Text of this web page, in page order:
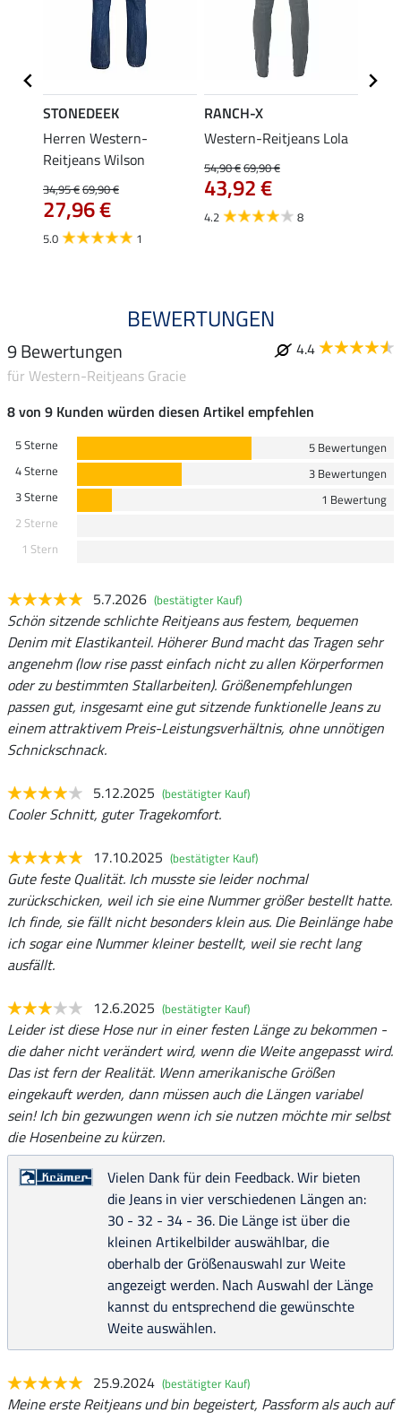
STONEDEEK
Herren Western-
Reitjeans Wilson
34,95 €69,90 €
27,96 €
5.0 1
RANCH-X
Western-Reitjeans Lola
54,90 €69,90 €
43,92 €
4.2 8
BEWERTUNGEN
9 Bewertungen
4.4
für Western-Reitjeans Gracie
8 von 9 Kunden würden diesen Artikel empfehlen
5 Sterne
5 Bewertungen
4 Sterne
3 Bewertungen
3 Sterne
1 Bewertung
2 Sterne
1 Stern
5.7.2026 (bestätigter Kauf)
Schön sitzende schlichte Reitjeans aus festem, bequemen
Denim mit Elastikanteil. Höherer Bund macht das Tragen sehr
angenehm (low rise passt einfach nicht zu allen Körperformen
oder zu bestimmten Stallarbeiten). Größenempfehlungen
passen gut, insgesamt eine gut sitzende funktionelle Jeans zu
einem attraktivem Preis-Leistungsverhältnis, ohne unnötigen
Schnickschnack.
5.12.2025 (bestätigter Kauf)
Cooler Schnitt, guter Tragekomfort.
17.10.2025 (bestätigter Kauf)
Gute feste Qualität. Ich musste sie leider nochmal
zurückschicken, weil ich sie eine Nummer größer bestellt hatte.
Ich finde, sie fällt nicht besonders klein aus. Die Beinlänge habe
ich sogar eine Nummer kleiner bestellt, weil sie recht lang
ausfällt.
12.6.2025 (bestätigter Kauf)
Leider ist diese Hose nur in einer festen Länge zu bekommen -
die daher nicht verändert wird, wenn die Weite angepasst wird.
Das ist fern der Realität. Wenn amerikanische Größen
eingekauft werden, dann müssen auch die Längen variabel
sein! Ich bin gezwungen wenn ich sie nutzen möchte mir selbst
die Hosenbeine zu kürzen.
Vielen Dank für dein Feedback. Wir bieten
die Jeans in vier verschiedenen Längen an:
30 - 32 - 34 - 36. Die Länge ist über die
kleinen Artikelbilder auswählbar, die
oberhalb der Größenauswahl zur Weite
angezeigt werden. Nach Auswahl der Länge
kannst du entsprechend die gewünschte
Weite auswählen.
25.9.2024 (bestätigter Kauf)
Meine erste Reitjeans und bin begeistert, Passform als auch auf